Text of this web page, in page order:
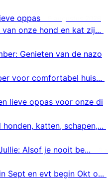
oppas
onze hond en kat zij...
Genieten van de nazo
voor comfortabel huis...
lieve oppas voor onze di
katten, schapen,...
Alsof je nooit be...
Sept en evt begin Okt o...